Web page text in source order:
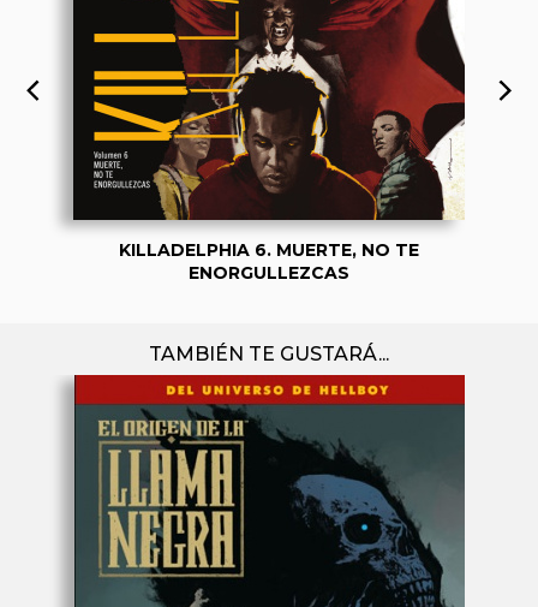
KILLADELPHIA 6. MUERTE, NO TE
ENORGULLEZCAS
TAMBIÉN TE GUSTARÁ...